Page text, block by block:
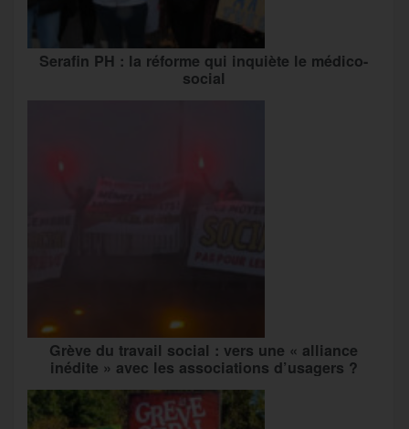
Serafin PH : la réforme qui inquiète le médico-
social
Grève du travail social : vers une « alliance
inédite » avec les associations d’usagers ?